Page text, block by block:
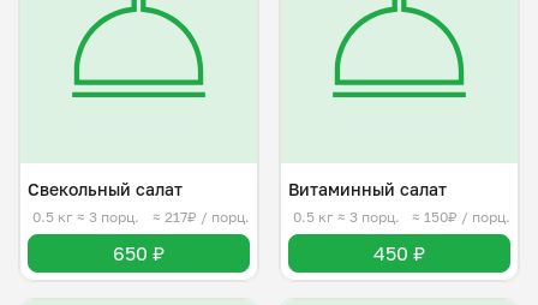
Свекольный салат
0.5 кг ≈ 3 порц. ≈ 217₽ / порц.
650 ₽
Витаминный салат
0.5 кг ≈ 3 порц. ≈ 150₽ / порц.
450 ₽